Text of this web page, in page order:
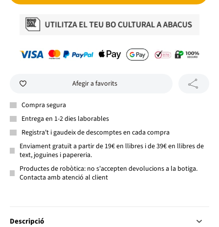
Afegir a favorits
Compra segura
Entrega en 1-2 dies laborables
Registra't i gaudeix de descomptes en cada compra
Enviament gratuït a partir de 19€ en llibres i de 39€ en llibres de
text, joguines i papereria.
Productes de robòtica: no s'accepten devolucions a la botiga.
Contacta amb atenció al client
Descripció